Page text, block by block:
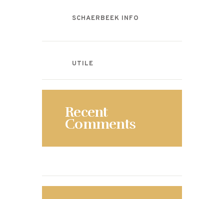
SCHAERBEEK INFO
UTILE
Recent
Comments